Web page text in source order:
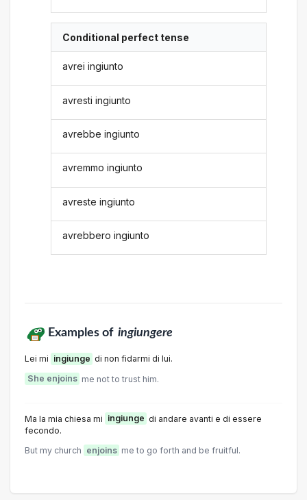
Conditional perfect tense
avrei ingiunto
avresti ingiunto
avrebbe ingiunto
avremmo ingiunto
avreste ingiunto
avrebbero ingiunto
Examples of ingiungere
Lei mi ingiunge di non fidarmi di lui.
She enjoins me not to trust him.
Ma la mia chiesa mi ingiunge di andare avanti e di essere
fecondo.
But my church enjoins me to go forth and be fruitful.